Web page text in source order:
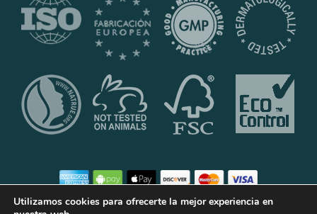
Utilizamos cookies para ofrecerte la mejor experiencia en